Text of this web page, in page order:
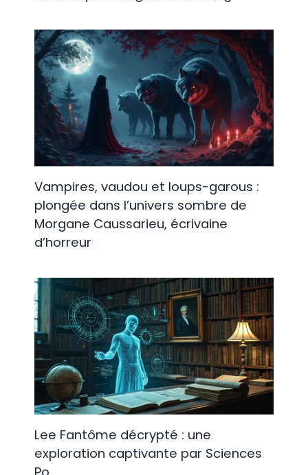
Vampires, vaudou et loups-garous :
plongée dans l’univers sombre de
Morgane Caussarieu, écrivaine
d’horreur
Lee Fantôme décrypté : une
exploration captivante par Sciences